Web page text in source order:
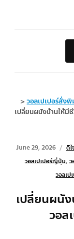
>วอลเปเปอร์สั่ง
เปลี่ยนผนังบ้านให้มี
June 29, 2026 ดี
วอลเปเปอร์ญี่ปุ่น, ว
วอลเป
เปลี่ยนผนั
วอล